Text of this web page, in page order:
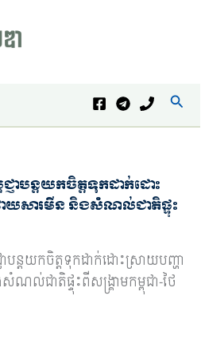
ជ្ញា​បន្ត​យកចិត្តទុកដាក់​ដោះ
យសារ​មីន និង​សំណល់​ជាតិ​ផ្ទុះ​